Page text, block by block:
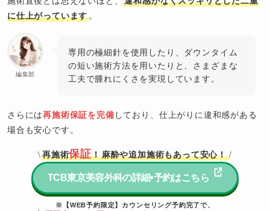
に仕上がっています 。
編集部
専用の極細針を使用したり、ダウンタイム
の短い施術方法を用いたりと、さまざまな
工夫で腫れにくさを実現しています。
さらには再施術保証を完備 しており、仕上がりに違和感がある
場合も安心です。
\再施術保証！麻酔や追加施術もあって安心！ /
TCB東京美容外科の詳細•予約はこちら
※【WEB予約限定】カウンセリング予約完了で、